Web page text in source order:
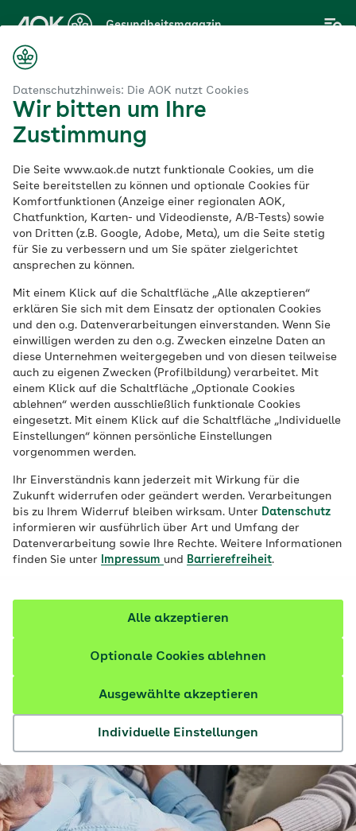
Datenschutzhinweis: Die AOK nutzt Cookies
Wir bitten um Ihre
Zustimmung
Die Seite www.aok.de nutzt funktionale Cookies, um die
Seite bereitstellen zu können und optionale Cookies für
Komfortfunktionen (Anzeige einer regionalen AOK,
Chatfunktion, Karten- und Videodienste, A/B-Tests) sowie
von Dritten (z.B. Google, Adobe, Meta), um die Seite stetig
für Sie zu verbessern und um Sie später zielgerichtet
ansprechen zu können.
Mit einem Klick auf die Schaltfläche „Alle akzeptieren“
erklären Sie sich mit dem Einsatz der optionalen Cookies
und den o.g. Datenverarbeitungen einverstanden. Wenn Sie
einwilligen werden zu den o.g. Zwecken einzelne Daten an
diese Unternehmen weitergegeben und von diesen teilweise
auch zu eigenen Zwecken (Profilbildung) verarbeitet. Mit
einem Klick auf die Schaltfläche „Optionale Cookies
ablehnen“ werden ausschließlich funktionale Cookies
eingesetzt. Mit einem Klick auf die Schaltfläche „Individuelle
Einstellungen“ können persönliche Einstellungen
vorgenommen werden.
Ihr Einverständnis kann jederzeit mit Wirkung für die
Zukunft widerrufen oder geändert werden. Verarbeitungen
bis zu Ihrem Widerruf bleiben wirksam. Unter Datenschutz
informieren wir ausführlich über Art und Umfang der
Datenverarbeitung sowie Ihre Rechte. Weitere Informationen
finden Sie unter
Impressum und Barrierefreiheit.
Individuelle Einstellungen
Ausgewählte akzeptieren
Optionale Cookies ablehnen
Alle akzeptieren
Hauptinhalt
springen
Gesundheitsmagazin
Pflege von
Angehörigen – sich
selbst nicht verlieren
Veröffentlicht am:
22.10.2021 aktualisiert am 07.04.2026
7 Minuten Lesedauer
Viele Menschen pflegen alte und chronisch
kranke Angehörige zu Hause. Sie fühlen
sich oft überfordert oder ausgebrannt. Auf
welche Warnsignale sollten pflegende
Angehörige achten? Wo finden sie
Unterstützung und wie können sie
Auszeiten organisieren?
Fachlich geprüft